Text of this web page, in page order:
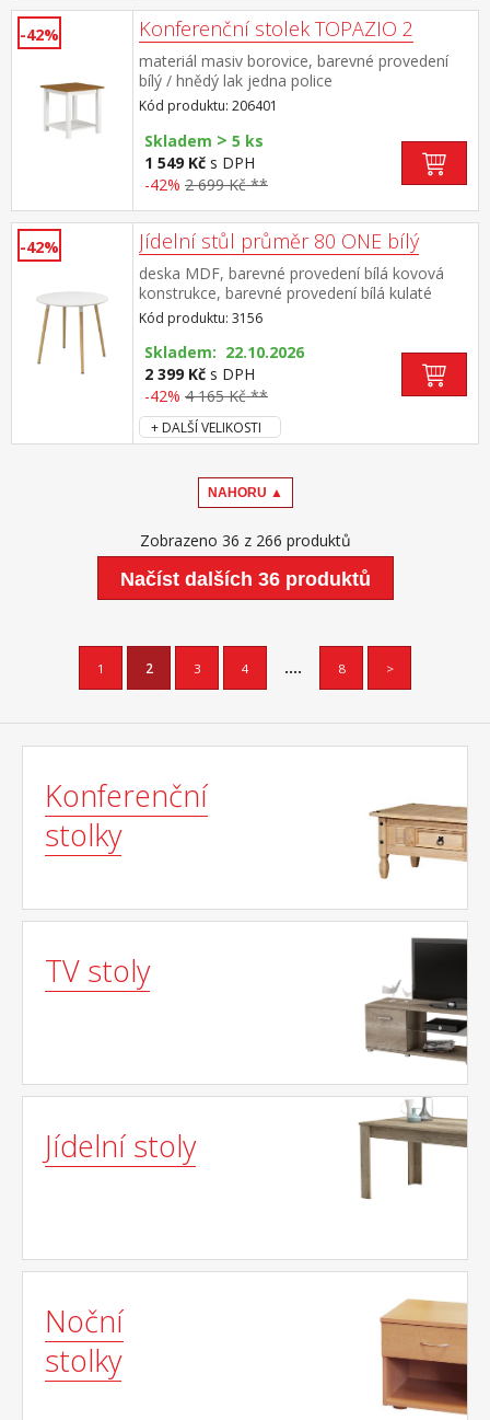
-42% Konferenční stolek TOPAZIO 2
materiál masiv borovice, barevné provedení
bílý / hnědý lak jedna police
Kód produktu: 206401
Skladem > 5 ks
1 549 Kč s DPH
-42% 2 699 Kč **
-42% Jídelní stůl průměr 80 ONE bílý
deska MDF, barevné provedení bílá kovová
konstrukce, barevné provedení bílá kulaté
nohy, materiál masiv buk nastavitelné plastové
kluzáky s pochromovanou krytkou
Kód produktu: 3156
Skladem: 22.10.2026
2 399 Kč s DPH
-42% 4 165 Kč **
+ DALŠÍ VELIKOSTI
NAHORU ▲
Zobrazeno 36 z 266 produktů
Načíst dalších 36 produktů
1 2 3 4 .... 8 >
Konferenční
stolky
TV stoly
Jídelní stoly
Noční
stolky